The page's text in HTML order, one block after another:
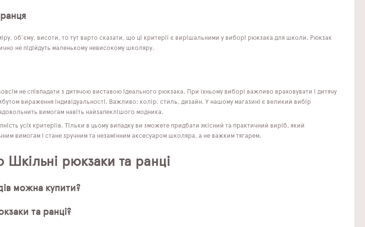
об'єму, висоти, то тут варто сказати, що ці критерії є вирішальними у виборі рюкзака для школи. Рюкзак
не підійдуть маленькому невисокому школяру.
не співпадати з дитячою виставою ідеального рюкзака. При їхньому виборі важливо враховувати і дитячу
вираження індивідуальності. Важливо: колір, стиль, дизайн. У нашому магазині є великий вибір
вимогам навіть найзапеклішого модника.
усіх критеріїв. Тільки в цьому випадку ви зможете придбати якісний та практичний виріб, який
вимогам і стане зручним та незамінним аксесуаром школяра, а не важким тягарем.
Шкільні рюкзаки та ранці
можна купити?
та ранці?